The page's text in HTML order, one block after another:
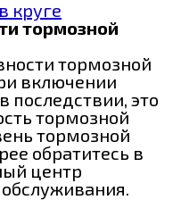
тормозной
тормозной
включении
последствии, это
тормозной
тормозной
обратитесь в
центр